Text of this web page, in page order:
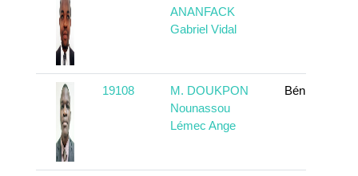
ANANFACK
Gabriel Vidal
19108
M. DOUKPON
Nounassou
Lémec Ange
Bénin